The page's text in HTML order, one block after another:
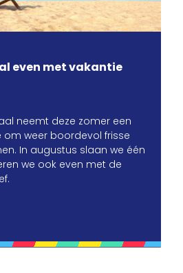
even met vakantie
neemt deze zomer een
om weer boordevol frisse
In augustus slaan we één
we ook even met de